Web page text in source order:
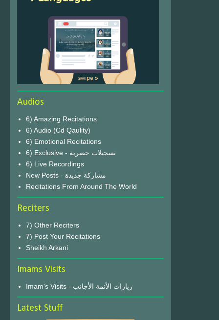
Audios
6) Amazing Recitations
6) Audio (Cd Qaulity)
6) Emotional Recitations
6) Exclusive - تسجيلات حصرية
6) Live Recordings
New Posts - مشاركة جديدة
Recitations From Around The World
Reciters
7) Other Reciters
7) Post Your Recitations
Sheikh Arkani
Imams Visits
Imam's Visits - زيارات الأئمة الأجانب
Latest Stuff